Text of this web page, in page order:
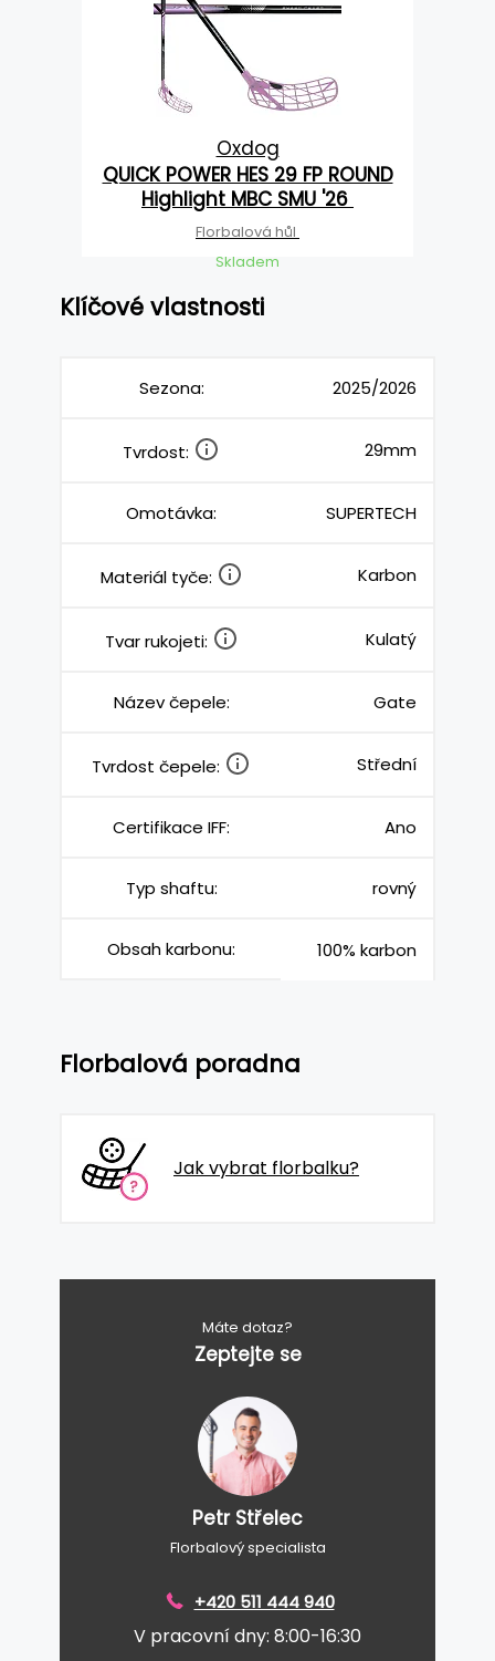
Oxdog
QUICK POWER HES 29 FP ROUND
Highlight MBC SMU '26
Florbalová hůl
Skladem
Klíčové vlastnosti
Sezona: 2025/2026
Tvrdost: 29mm
Omotávka: SUPERTECH
Materiál tyče: Karbon
Tvar rukojeti: Kulatý
Název čepele: Gate
Tvrdost čepele: Střední
Certifikace IFF: Ano
Typ shaftu: rovný
Obsah karbonu: 100% karbon
Florbalová poradna
Jak vybrat florbalku?
Máte dotaz?
Zeptejte se
Petr Střelec
Florbalový specialista
+420 511 444 940
V pracovní dny: 8:00-16:30